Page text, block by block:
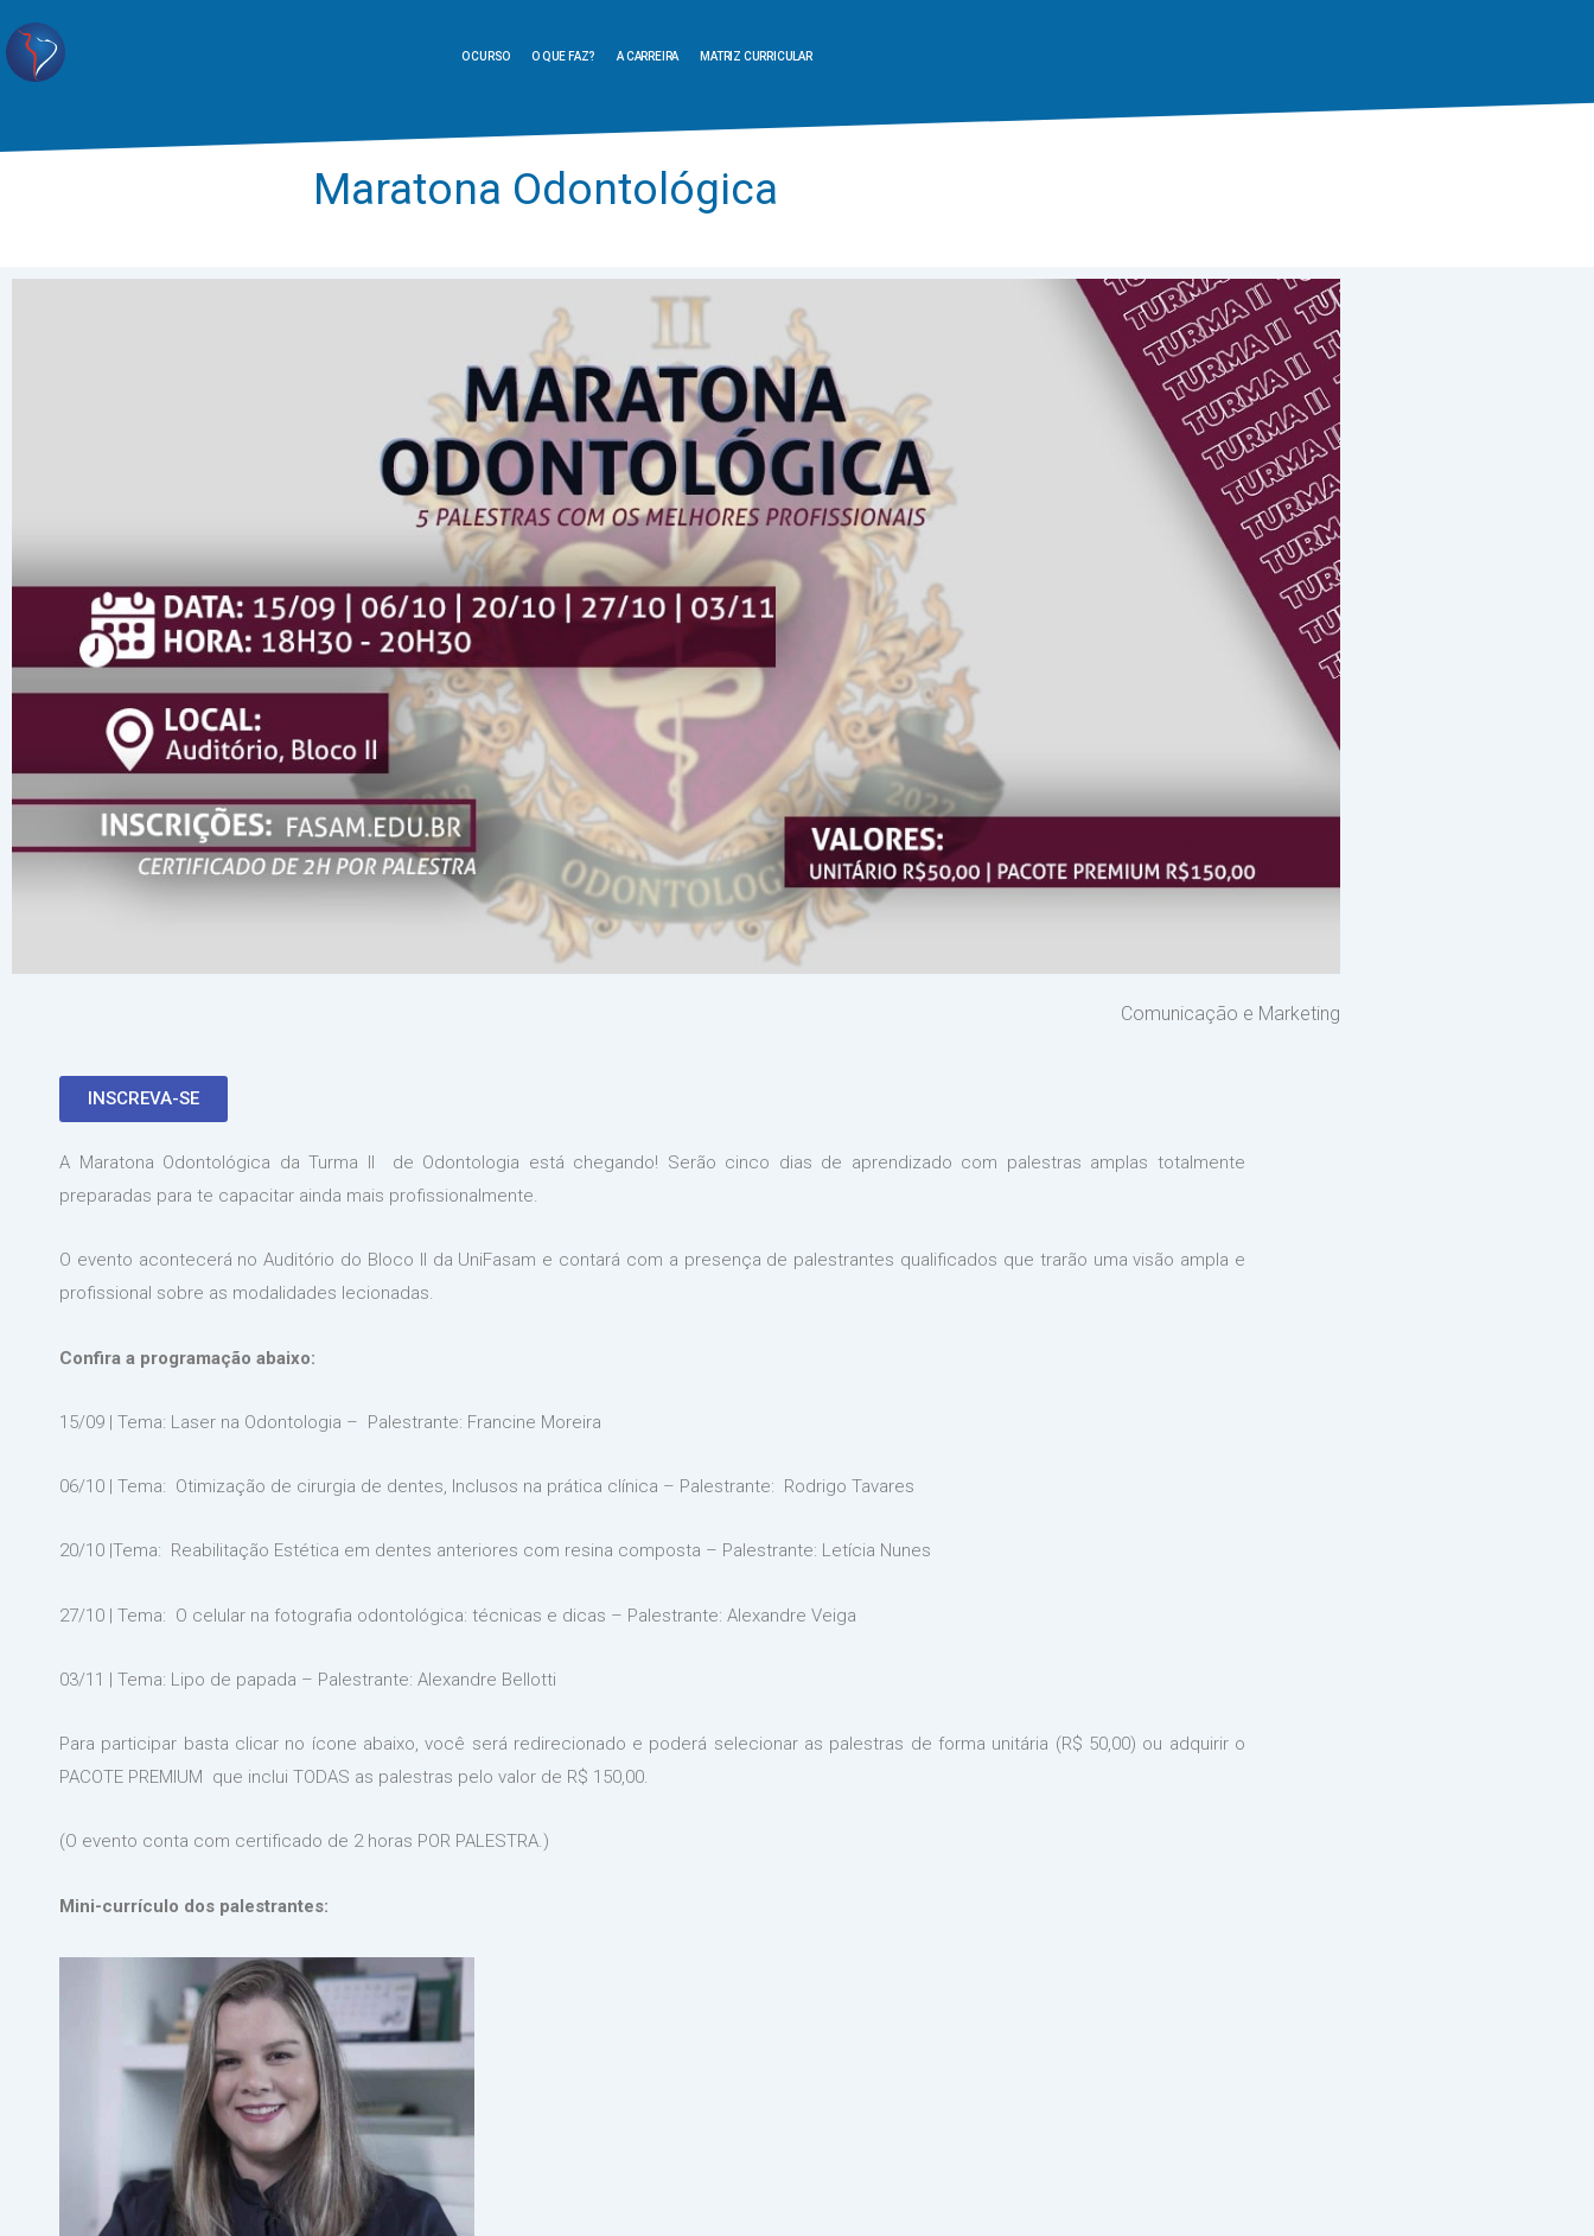
O CURSO O QUE FAZ? A CARREIRA MATRIZ CURRICULAR
Maratona Odontológica
Comunicação e Marketing
INSCREVA-SE
A Maratona Odontológica da Turma II de Odontologia está chegando! Serão cinco dias de aprendizado com palestras amplas totalmente
preparadas para te capacitar ainda mais profissionalmente.
O evento acontecerá no Auditório do Bloco II da UniFasam e contará com a presença de palestrantes qualificados que trarão uma visão ampla e
profissional sobre as modalidades lecionadas.
Confira a programação abaixo:
15/09 | Tema: Laser na Odontologia – Palestrante: Francine Moreira
06/10 | Tema: Otimização de cirurgia de dentes, Inclusos na prática clínica – Palestrante: Rodrigo Tavares
20/10 |Tema: Reabilitação Estética em dentes anteriores com resina composta – Palestrante: Letícia Nunes
27/10 | Tema: O celular na fotografia odontológica: técnicas e dicas – Palestrante: Alexandre Veiga
03/11 | Tema: Lipo de papada – Palestrante: Alexandre Bellotti
Para participar basta clicar no ícone abaixo, você será redirecionado e poderá selecionar as palestras de forma unitária (R$ 50,00) ou adquirir o
PACOTE PREMIUM que inclui TODAS as palestras pelo valor de R$ 150,00.
(O evento conta com certificado de 2 horas POR PALESTRA.)
Mini-currículo dos palestrantes: